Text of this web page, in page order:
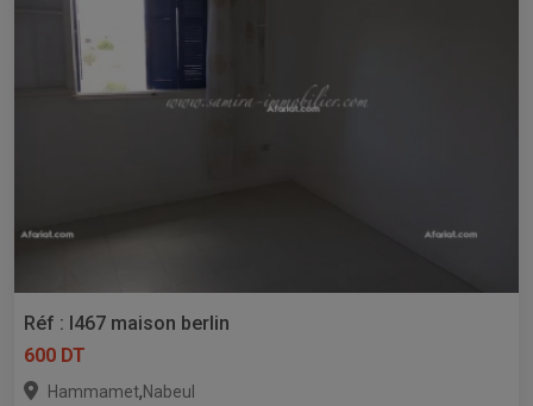
Réf : l467 maison berlin
600 DT
Hammamet,Nabeul